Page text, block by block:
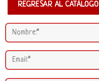
REGRESAR AL CATÁLOGO